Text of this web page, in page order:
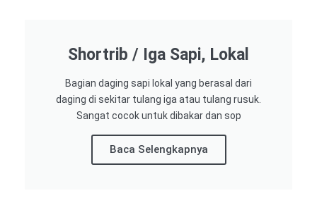
Shortrib / Iga Sapi, Lokal
Bagian daging sapi lokal yang berasal dari
daging di sekitar tulang iga atau tulang rusuk.
Sangat cocok untuk dibakar dan sop
Baca Selengkapnya